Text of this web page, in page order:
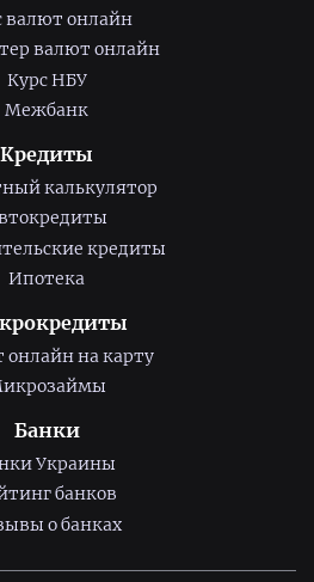
валют онлайн
валют онлайн
Курс НБУ
Межбанк
Кредиты
калькулятор
кредиты
Ипотека
онлайн на карту
Банки
Украины
банков
о банках